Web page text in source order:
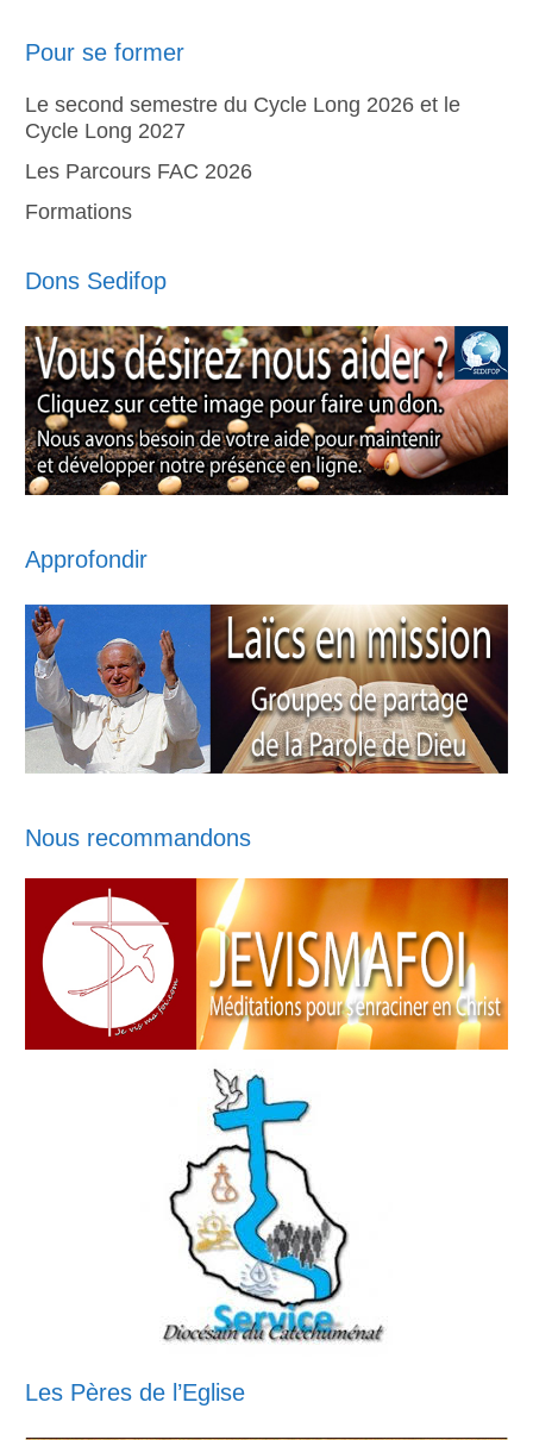
Pour se former
Le second semestre du Cycle Long 2026 et le
Cycle Long 2027
Les Parcours FAC 2026
Formations
Dons Sedifop
Approfondir
Nous recommandons
Les Pères de l’Eglise